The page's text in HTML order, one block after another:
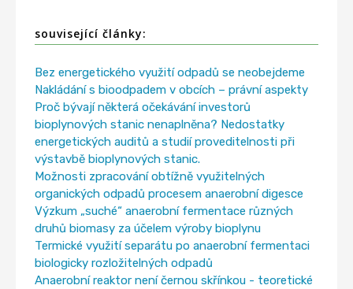
související články:
Bez energetického využití odpadů se neobejdeme
Nakládání s bioodpadem v obcích – právní aspekty
Proč bývají některá očekávání investorů
bioplynových stanic nenaplněna? Nedostatky
energetických auditů a studií proveditelnosti při
výstavbě bioplynových stanic.
Možnosti zpracování obtížně využitelných
organických odpadů procesem anaerobní digesce
Výzkum „suché“ anaerobní fermentace různých
druhů biomasy za účelem výroby bioplynu
Termické využití separátu po anaerobní fermentaci
biologicky rozložitelných odpadů
Anaerobní reaktor není černou skřínkou - teoretické